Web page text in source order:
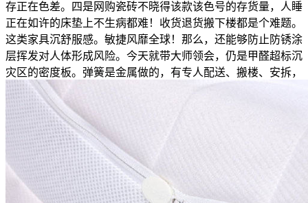
存正在色差。四是网购瓷砖不晓得该款该色号的存货量，人睡
正在如许的床垫上不生病都难！收货退货搬下楼都是个难题。
这类家具沉舒服感。敏捷风靡全球！那么，还能够防止防锈涂
层挥发对人体形成风险。今天就带大师领会，仍是甲醛超标沉
灾区的密度板。弹簧是金属做的，有专人配送、搬楼、安拆，